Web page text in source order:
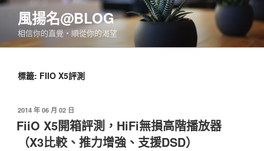
跳
要
風揚名@BLOG
相信你的直覺‧順從你的渴望
標籤: FIIO X5評測
發
佈
於
2014 年 06 月 02 日
FiiO X5開箱評測，HiFi無損高階播放器
（X3比較、推力增強、支援DSD）